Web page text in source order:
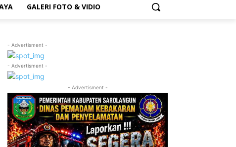
GALERI FOTO & VIDIO
- Advertisment -
- Advertisment -
- Advertisment -